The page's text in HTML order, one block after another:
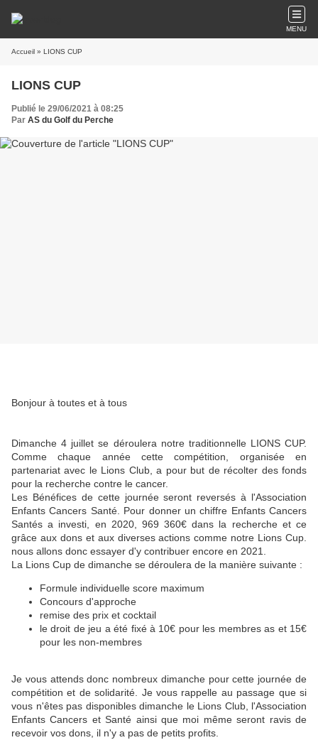
MENU
Accueil » LIONS CUP
LIONS CUP
Publié le 29/06/2021 à 08:25
Par AS du Golf du Perche
Bonjour à toutes et à tous
Dimanche 4 juillet se déroulera notre traditionnelle LIONS CUP.
Comme chaque année cette compétition, organisée en
partenariat avec le Lions Club, a pour but de récolter des fonds
pour la recherche contre le cancer.
Les Bénéfices de cette journée seront reversés à l'Association
Enfants Cancers Santé. Pour donner un chiffre Enfants Cancers
Santés a investi, en 2020, 969 360€ dans la recherche et ce
grâce aux dons et aux diverses actions comme notre Lions Cup.
nous allons donc essayer d'y contribuer encore en 2021.
La Lions Cup de dimanche se déroulera de la manière suivante :
Formule individuelle score maximum
Concours d'approche
remise des prix et cocktail
le droit de jeu a été fixé à 10€ pour les membres as et 15€
pour les non-membres
Je vous attends donc nombreux dimanche pour cette journée de
compétition et de solidarité. Je vous rappelle au passage que si
vous n'êtes pas disponibles dimanche le Lions Club, l'Association
Enfants Cancers et Santé ainsi que moi même seront ravis de
recevoir vos dons, il n'y a pas de petits profits.